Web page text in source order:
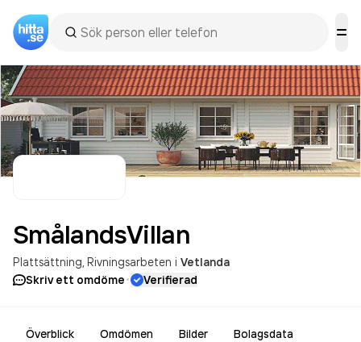
SmålandsVillan
Plattsättning Rivningsarbeten i Vetlanda
Skriv ett omdöme· Verifierad
Överblick Omdömen Bilder Bolagsdata